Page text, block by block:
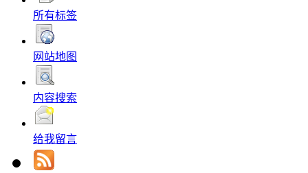
所有标签
网站地图
内容搜索
给我留言